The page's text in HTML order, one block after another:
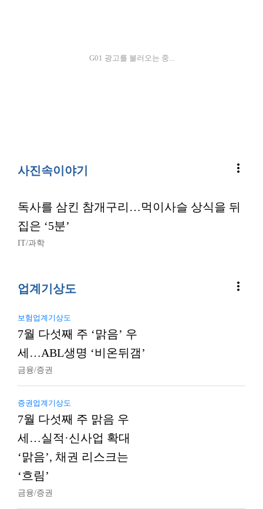
G01 광고를 불러오는 중...
사진속이야기 more_vert
독사를 삼킨 참개구리…먹이사슬 상식을 뒤
집은 ‘5분’
IT/과학
업계기상도 more_vert
보험업계기상도
7월 다섯째 주 ‘맑음’ 우
세…ABL생명 ‘비온뒤갬’
금융/증권
증권업계기상도
7월 다섯째 주 맑음 우
세…실적·신사업 확대
‘맑음’, 채권 리스크는
‘흐림’
금융/증권